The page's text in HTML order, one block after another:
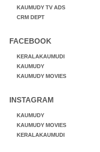
KAUMUDY TV ADS
CRM DEPT
FACEBOOK
KERALAKAUMUDI
KAUMUDY
KAUMUDY MOVIES
INSTAGRAM
KAUMUDY
KAUMUDY MOVIES
KERALAKAUMUDI